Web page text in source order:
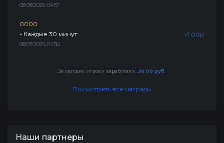
08.08.2026 04:57
0000
- Каждые 30 минут
08.08.2026 04:56
+1.00р
За сегодня игроки заработали: 30.00 руб.
Посмотреть все награды
Наши партнеры